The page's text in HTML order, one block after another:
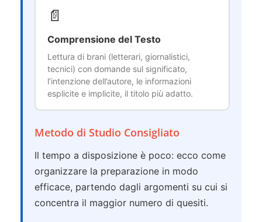
📄
Comprensione del Testo
Lettura di brani (letterari, giornalistici,
tecnici) con domande sul significato,
l’intenzione dell’autore, le informazioni
esplicite e implicite, il titolo più adatto.
Metodo di Studio Consigliato
Il tempo a disposizione è poco: ecco come
organizzare la preparazione in modo
efficace, partendo dagli argomenti su cui si
concentra il maggior numero di quesiti.